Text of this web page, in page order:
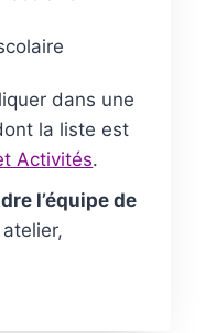
dans une
la liste est
Activités.
l’équipe de